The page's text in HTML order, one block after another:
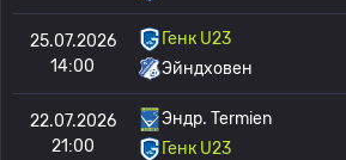
25.07.2026
14:00
Генк U23
Эйндховен
22.07.2026
21:00
Эндр. Termien
Генк U23